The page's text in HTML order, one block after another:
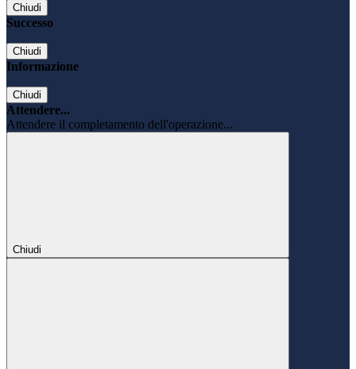
Chiudi
Successo
Chiudi
Informazione
Chiudi
Attendere...
Attendere il completamento dell'operazione...
Chiudi